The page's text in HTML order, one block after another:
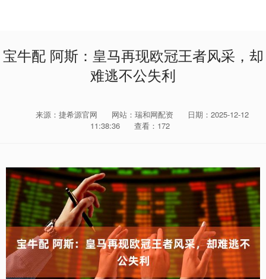
宝牛配 阿斯：皇马再现欧冠王者风采，却
难逃不公失利
来源：捷希源官网 网站：瑞和网配资
日期：2025-12-12
11:38:36
查看：172